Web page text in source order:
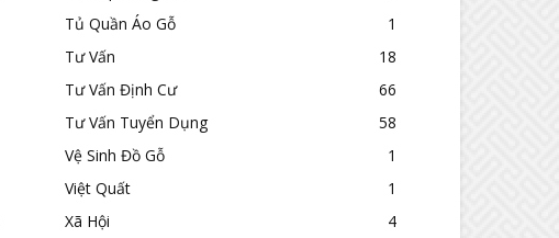
Tủ Quần Áo Gỗ
1
Tư Vấn
18
Tư Vấn Định Cư
66
Tư Vấn Tuyển Dụng
58
Vệ Sinh Đồ Gỗ
1
Việt Quất
1
Xã Hội
4